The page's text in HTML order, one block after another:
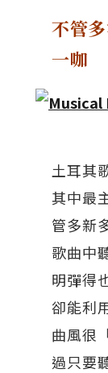
不管
一咖
土耳其
其中最
管多新
歌曲中
明彈得
卻能利
曲風很
過只要